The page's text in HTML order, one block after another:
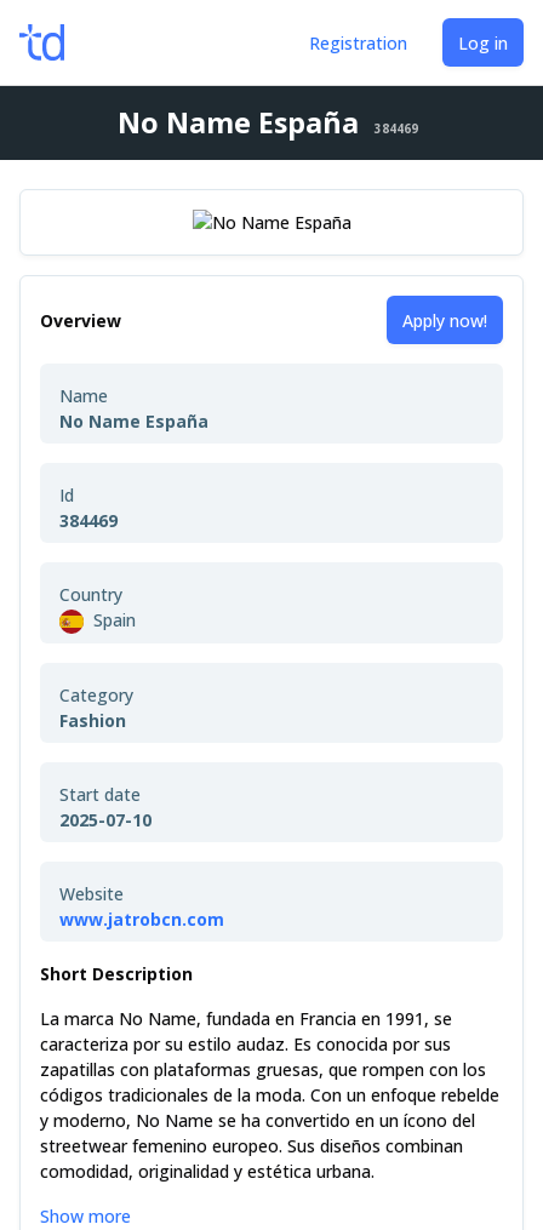
Registration Log in
No Name España 384469
Overview Apply now!
Name
No Name España
Id
384469
Country
Spain
Category
Fashion
Start date
2025-07-10
Website
www.jatrobcn.com
Short Description
La marca No Name, fundada en Francia en 1991, se
caracteriza por su estilo audaz. Es conocida por sus
zapatillas con plataformas gruesas, que rompen con los
códigos tradicionales de la moda. Con un enfoque rebelde
y moderno, No Name se ha convertido en un ícono del
streetwear femenino europeo. Sus diseños combinan
comodidad, originalidad y estética urbana.
Show more